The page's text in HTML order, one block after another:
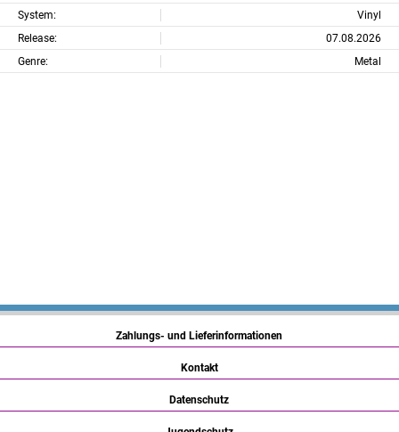
System:
Vinyl
Release:
07.08.2026
Genre:
Metal
Zahlungs- und Lieferinformationen
Kontakt
Datenschutz